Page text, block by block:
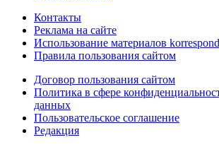
Контакты
Реклама на сайте
Использование материалов
Правила пользования сайтом
Договор пользования сайтом
Политика в сфере
данных
Пользовательское соглашение
Редакция